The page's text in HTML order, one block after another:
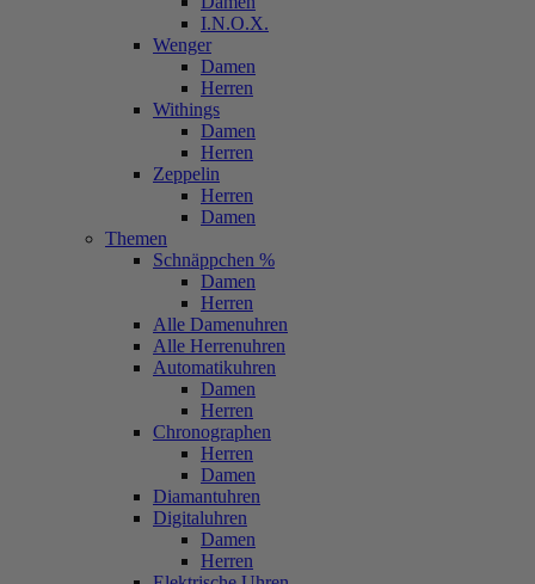
I.N.O.X.
Wenger
Damen
Herren
Withings
Damen
Herren
Zeppelin
Herren
Damen
Themen
Schnäppchen %
Damen
Herren
Alle Damenuhren
Alle Herrenuhren
Automatikuhren
Damen
Herren
Chronographen
Herren
Damen
Diamantuhren
Digitaluhren
Damen
Herren